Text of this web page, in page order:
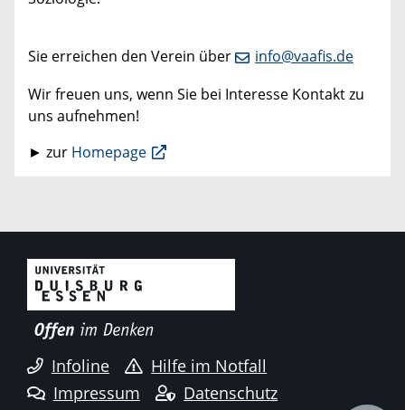
Sie erreichen den Verein über
info@vaafis.de
Wir freuen uns, wenn Sie bei Interesse Kontakt zu
uns aufnehmen!
► zur Homepage
Infoline
Hilfe im Notfall
Impressum
Datenschutz